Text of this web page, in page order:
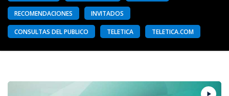
RECOMENDACIONES INVITADOS
CONSULTAS DEL PUBLICO TELETICA TELETICA.COM